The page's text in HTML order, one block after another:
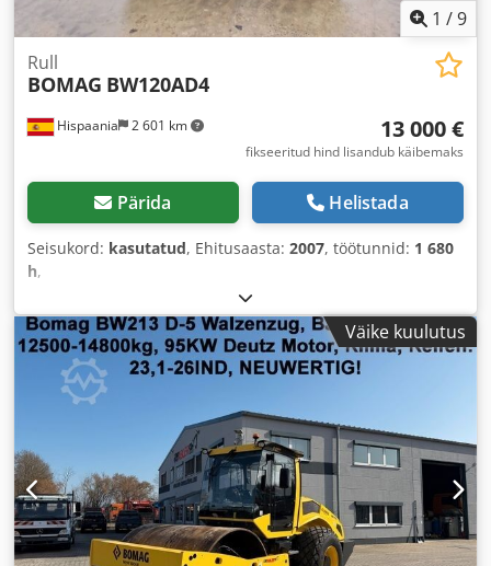
1 /9
Hispaania 2 601 km
Rull
BOMAG BW120AD4
13 000 €
fikseeritud hind lisandub käibemaks
Pärida Helistada
Seisukord: kasutatud, Ehitusaasta: 2007, töötunnid: 1 680
h,
Väike kuulutus